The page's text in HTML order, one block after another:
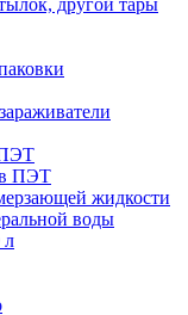
другой тары
в ПЭТ
жидкости
воды
л